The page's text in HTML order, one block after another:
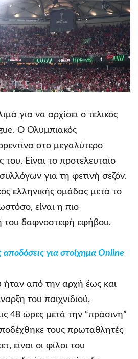
για να αρχίσει ο τελικός
Ο Ολυμπιακός
στο μεγαλύτερο
του. Είναι το προτελευταίο
για τη φετινή σεζόν.
ελληνικής ομάδας μετά το
είναι η πιο
του δαφνοστεφή εφήβου.
για στοίχημα Online
ήταν από την αρχή έως και
του παιχνιδιού,
48 ώρες μετά την “πράσινη”
τους πρωταθλητές
είναι οι φίλοι του